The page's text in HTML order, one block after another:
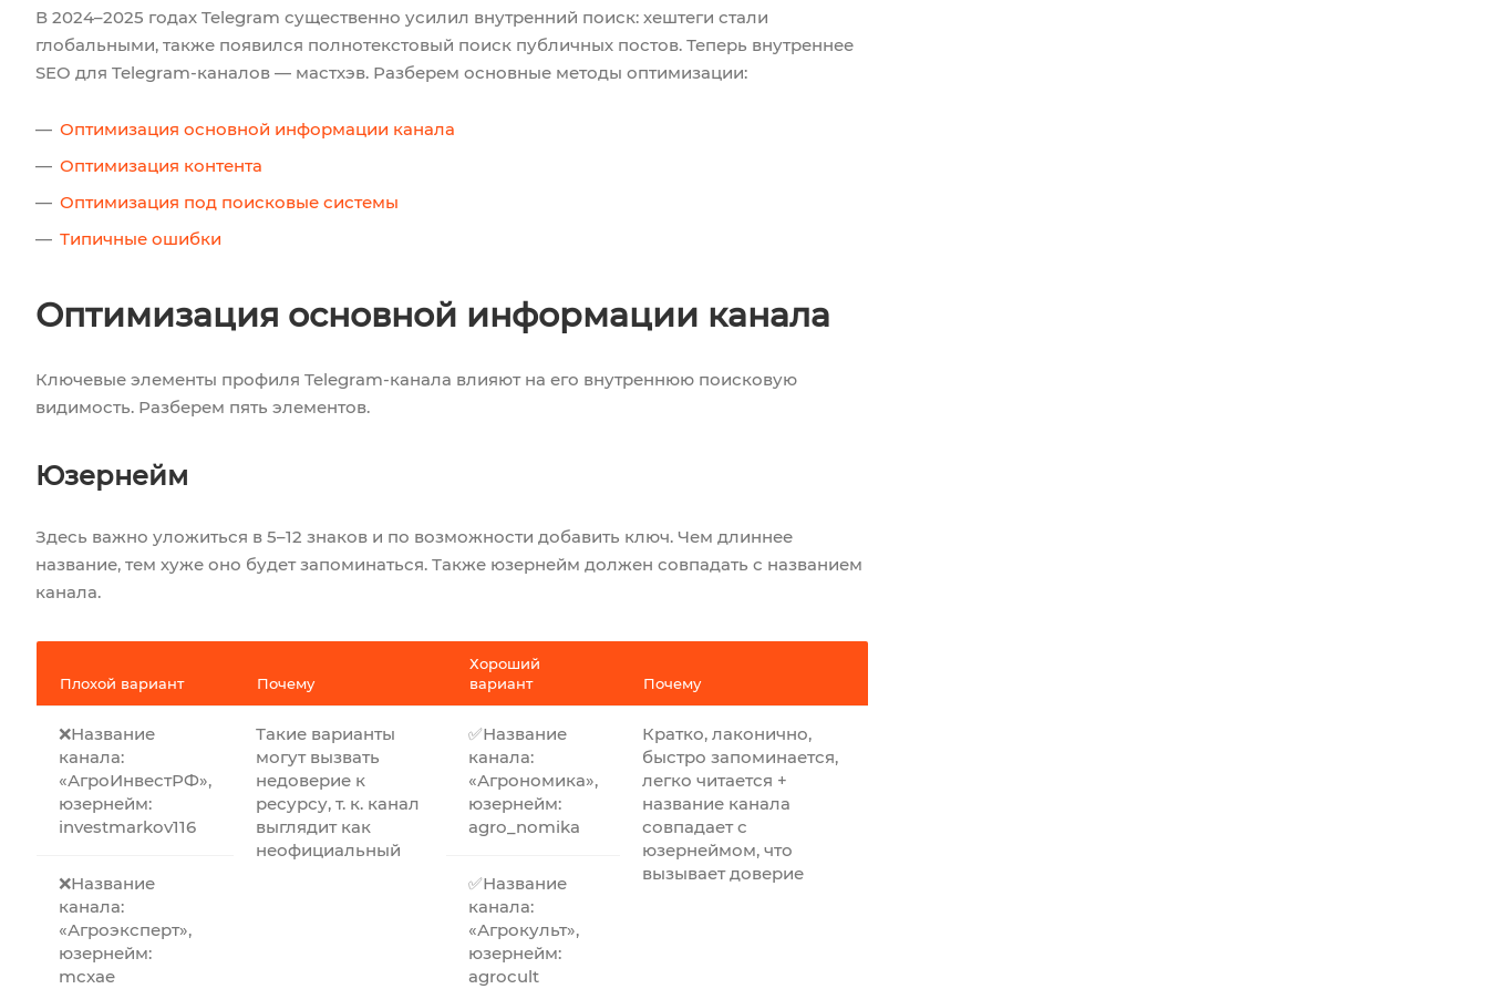
В 2024–2025 годах Telegram существенно усилил внутренний поиск: хештеги стали
глобальными, также появился полнотекстовый поиск публичных постов. Теперь внутреннее
SEO для Telegram-каналов — мастхэв. Разберем основные методы оптимизации:
Оптимизация основной информации канала
Оптимизация контента
Оптимизация под поисковые системы
Типичные ошибки
Оптимизация основной информации канала
Ключевые элементы профиля Telegram-канала влияют на его внутреннюю поисковую
видимость. Разберем пять элементов.
Юзернейм
Здесь важно уложиться в 5–12 знаков и по возможности добавить ключ. Чем длиннее
название, тем хуже оно будет запоминаться. Также юзернейм должен совпадать с названием
канала.
Плохой вариант Почему
Хороший
вариант
Почему
❌Название
канала:
«АгроИнвестРФ»,
юзернейм:
investmarkov116
Такие варианты
могут вызвать
недоверие к
ресурсу, т. к. канал
выглядит как
неофициальный
✅Название
канала:
«Агрономика»,
юзернейм:
agro_nomika
Кратко, лаконично,
быстро запоминается,
легко читается +
название канала
совпадает с
юзернеймом, что
вызывает доверие
❌Название
канала:
«Агроэксперт»,
юзернейм:
mcxae
✅Название
канала:
«Агрокульт»,
юзернейм:
agrocult